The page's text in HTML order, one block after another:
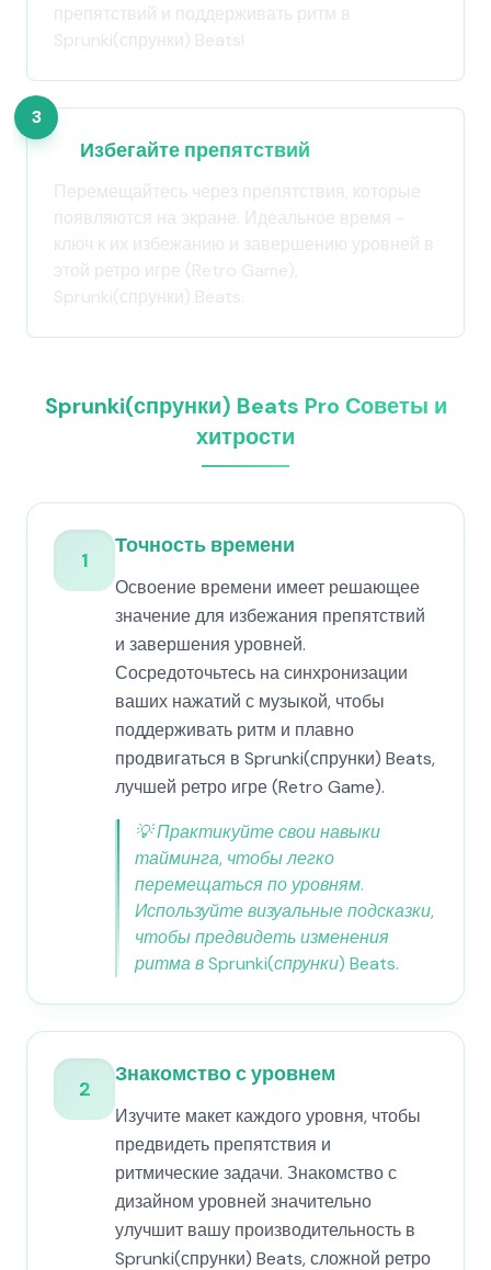
препятствий и поддерживать ритм в
Sprunki(спрунки) Beats!
3
Избегайте препятствий
Перемещайтесь через препятствия, которые
появляются на экране. Идеальное время -
ключ к их избежанию и завершению уровней в
этой ретро игре (Retro Game),
Sprunki(спрунки) Beats.
Sprunki(спрунки) Beats Pro Советы и
хитрости
1
Точность времени
Освоение времени имеет решающее
значение для избежания препятствий
и завершения уровней.
Сосредоточьтесь на синхронизации
ваших нажатий с музыкой, чтобы
поддерживать ритм и плавно
продвигаться в Sprunki(спрунки) Beats,
лучшей ретро игре (Retro Game).
💡Практикуйте свои навыки
тайминга, чтобы легко
перемещаться по уровням.
Используйте визуальные подсказки,
чтобы предвидеть изменения
ритма в Sprunki(спрунки) Beats.
2
Знакомство с уровнем
Изучите макет каждого уровня, чтобы
предвидеть препятствия и
ритмические задачи. Знакомство с
дизайном уровней значительно
улучшит вашу производительность в
Sprunki(спрунки) Beats, сложной ретро